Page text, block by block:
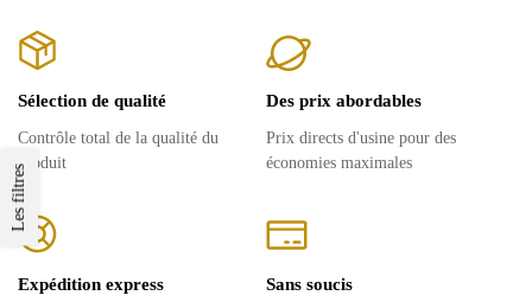
Les filtres
Sélection de qualité
Contrôle total de la qualité du
produit
Des prix abordables
Prix ​​directs d'usine pour des
économies maximales
Expédition express Sans soucis